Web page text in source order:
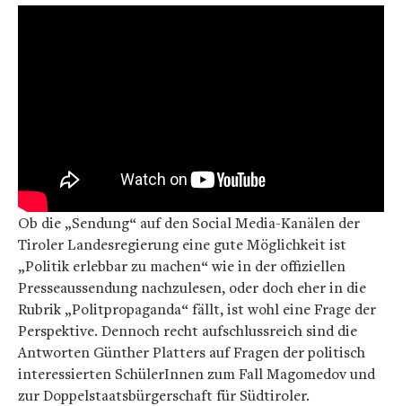
Ob die „Sendung“ auf den Social Media-Kanälen der
Tiroler Landesregierung eine gute Möglichkeit ist
„Politik erlebbar zu machen“ wie in der offiziellen
Presseaussendung nachzulesen, oder doch eher in die
Rubrik „Politpropaganda“ fällt, ist wohl eine Frage der
Perspektive. Dennoch recht aufschlussreich sind die
Antworten Günther Platters auf Fragen der politisch
interessierten SchülerInnen zum Fall Magomedov und
zur Doppelstaatsbürgerschaft für Südtiroler.